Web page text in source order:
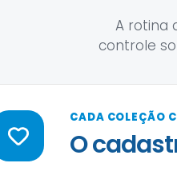
A rotina
controle
CADA COLEÇÃO
O